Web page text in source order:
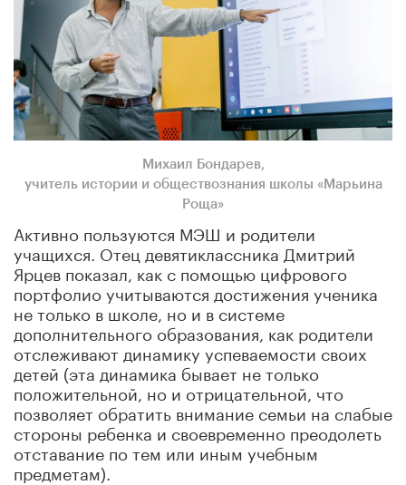
Михаил Бондарев,
учитель истории и обществознания школы «Марьина
Роща»
Активно пользуются МЭШ и родители
учащихся. Отец девятиклассника Дмитрий
Ярцев показал, как с помощью цифрового
портфолио учитываются достижения ученика
не только в школе, но и в системе
дополнительного образования, как родители
отслеживают динамику успеваемости своих
детей (эта динамика бывает не только
положительной, но и отрицательной, что
позволяет обратить внимание семьи на слабые
стороны ребенка и своевременно преодолеть
отставание по тем или иным учебным
предметам).